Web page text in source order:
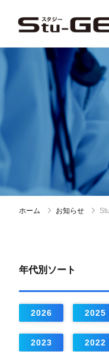
ホーム お知らせ
年代別ソート
2026 2025
2023 2022